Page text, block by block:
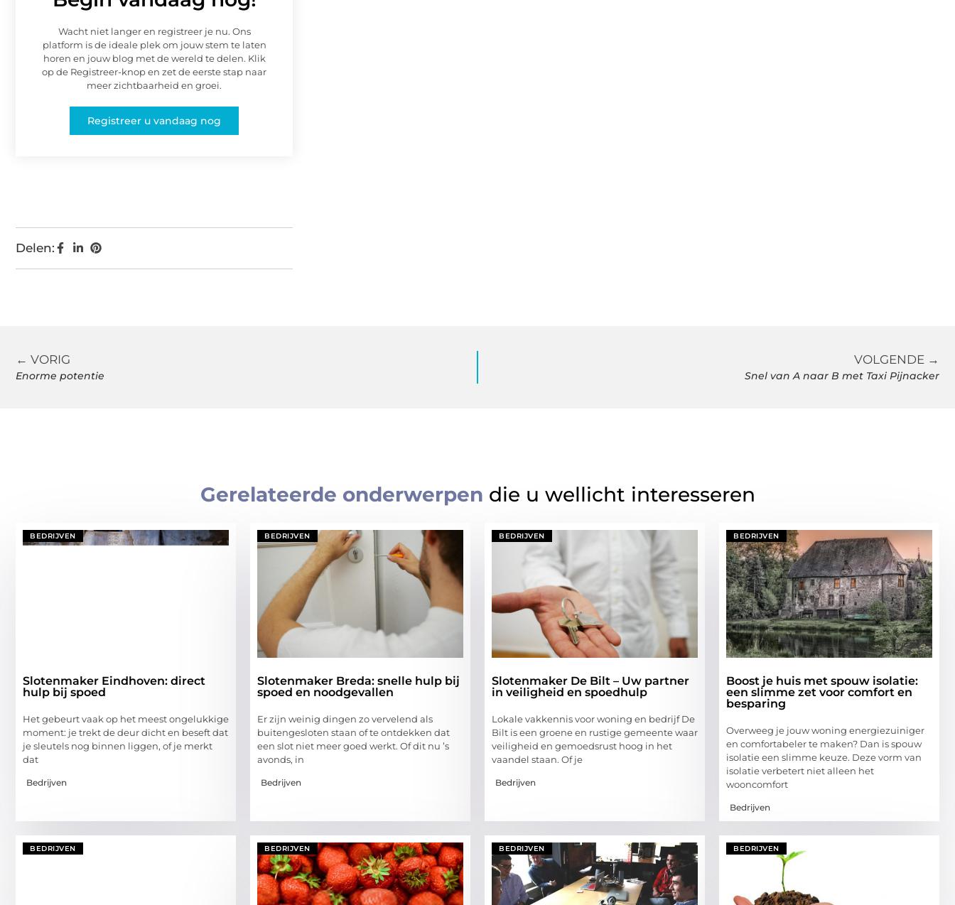
Wacht niet langer en registreer je nu. Ons
platform is de ideale plek om jouw stem te laten
horen en jouw blog met de wereld te delen. Klik
op de Registreer-knop en zet de eerste stap naar
meer zichtbaarheid en groei.
Registreer u vandaag nog
Delen:
← VORIG
Enorme potentie
VOLGENDE →
Snel van A naar B met Taxi Pijnacker
Gerelateerde onderwerpen die u wellicht interesseren
BEDRIJVEN
Slotenmaker Eindhoven: direct
hulp bij spoed
Het gebeurt vaak op het meest ongelukkige
moment: je trekt de deur dicht en beseft dat
je sleutels nog binnen liggen, of je merkt
dat
Bedrijven
BEDRIJVEN
Slotenmaker Breda: snelle hulp bij
spoed en noodgevallen
Er zijn weinig dingen zo vervelend als
buitengesloten staan of te ontdekken dat
een slot niet meer goed werkt. Of dit nu ’s
avonds, in
Bedrijven
BEDRIJVEN
Slotenmaker De Bilt – Uw partner
in veiligheid en spoedhulp
Lokale vakkennis voor woning en bedrijf De
Bilt is een groene en rustige gemeente waar
veiligheid en gemoedsrust hoog in het
vaandel staan. Of je
Bedrijven
BEDRIJVEN
Boost je huis met spouw isolatie:
een slimme zet voor comfort en
besparing
Overweeg je jouw woning energiezuiniger
en comfortabeler te maken? Dan is spouw
isolatie een slimme keuze. Deze vorm van
isolatie verbetert niet alleen het
wooncomfort
Bedrijven
BEDRIJVEN BEDRIJVEN BEDRIJVEN BEDRIJVEN